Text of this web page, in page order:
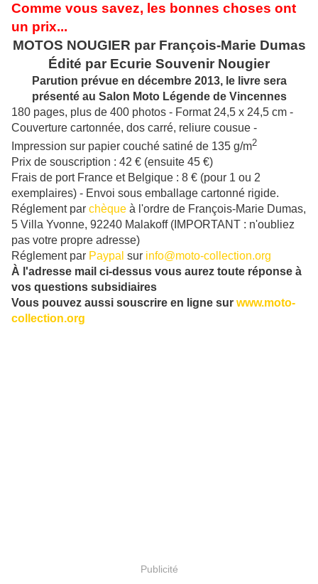
Comme vous savez, les bonnes choses ont
un prix...
MOTOS NOUGIER par François-Marie Dumas
Édité par Ecurie Souvenir Nougier
Parution prévue en décembre 2013, le livre sera
présenté au Salon Moto Légende de Vincennes
180 pages, plus de 400 photos - Format 24,5 x 24,5 cm -
Couverture cartonnée, dos carré, reliure cousue -
Impression sur papier couché satiné de 135 g/m2
Prix de souscription : 42 € (ensuite 45 €)
Frais de port France et Belgique : 8 € (pour 1 ou 2
exemplaires) - Envoi sous emballage cartonné rigide.
Réglement par chèque à l'ordre de François-Marie Dumas,
5 Villa Yvonne, 92240 Malakoff (IMPORTANT : n'oubliez
pas votre propre adresse)
Réglement par Paypal sur info@moto-collection.org
À l'adresse mail ci-dessus vous aurez toute réponse à
vos questions subsidiaires
Vous pouvez aussi souscrire en ligne sur www.moto-
collection.org
Publicité